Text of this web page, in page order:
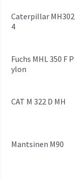
Caterpillar MH302
4
Fuchs MHL 350 F P
ylon
CAT M 322 D MH
Mantsinen M90